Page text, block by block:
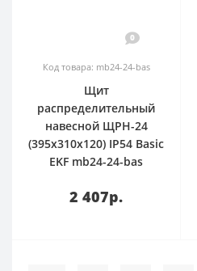
0
Код товара: mb24-24-bas
Щит
распределительный
навесной ЩРН-24
(395х310х120) IP54 Basic
EKF mb24-24-bas
2 407р.